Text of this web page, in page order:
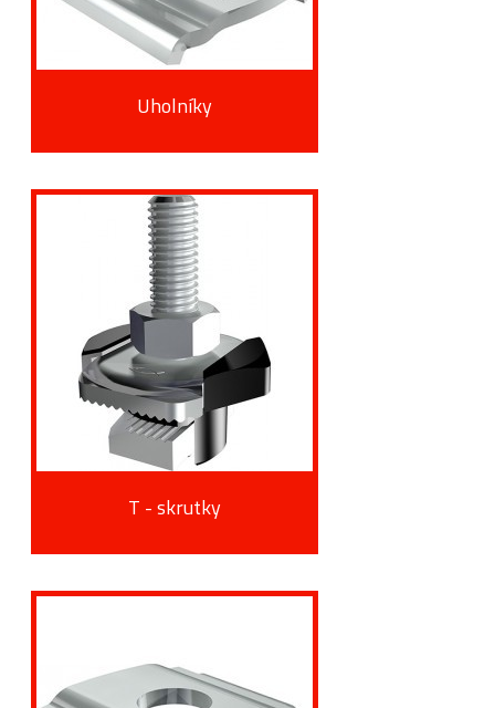
Uholníky
T - skrutky